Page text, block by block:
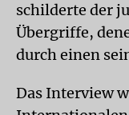
schilderte der
Übergriffe,
durch einen
Das Interview